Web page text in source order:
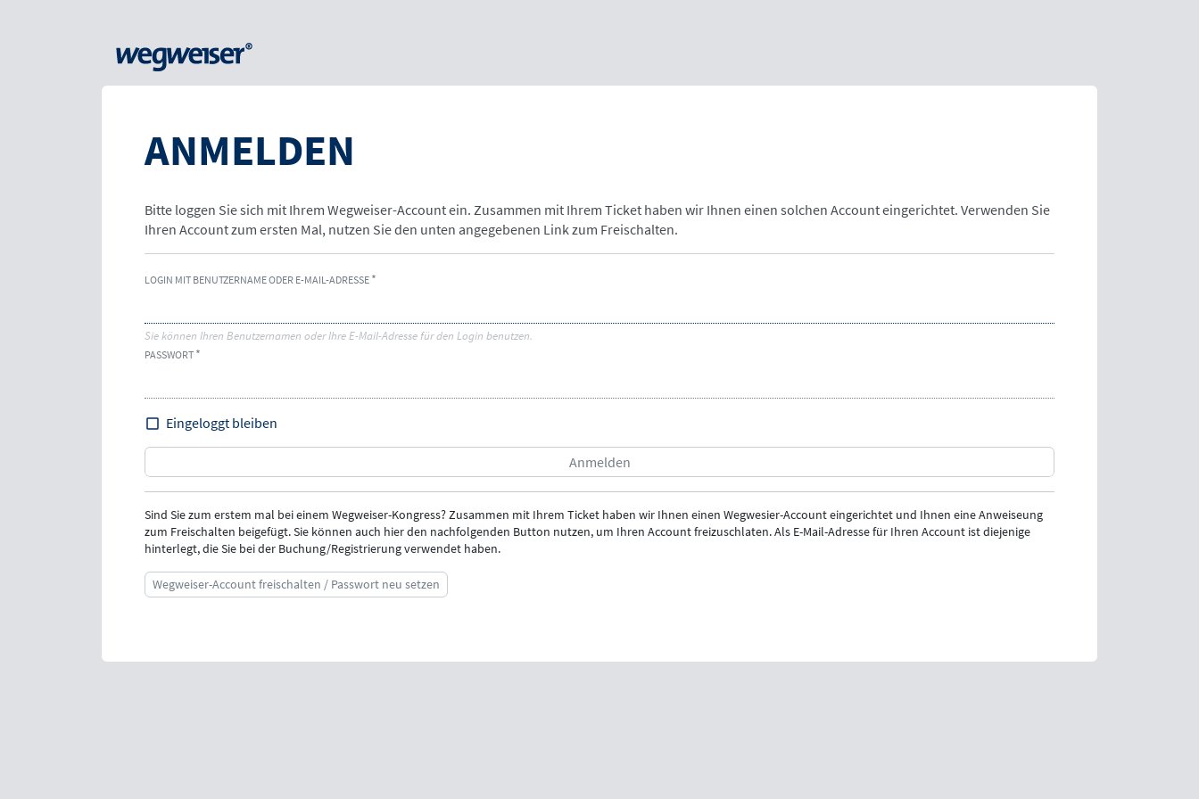
ANMELDEN
Bitte loggen Sie sich mit Ihrem Wegweiser-Account ein. Zusammen mit Ihrem Ticket haben wir Ihnen einen solchen Account eingerichtet. Verwenden Sie
Ihren Account zum ersten Mal, nutzen Sie den unten angegebenen Link zum Freischalten.
LOGIN MIT BENUTZERNAME ODER E-MAIL-ADRESSE
Sie können Ihren Benutzernamen oder Ihre E-Mail-Adresse für den Login benutzen.
PASSWORT
Eingeloggt bleiben
Sind Sie zum erstem mal bei einem Wegweiser-Kongress? Zusammen mit Ihrem Ticket haben wir Ihnen einen Wegwesier-Account eingerichtet und Ihnen eine Anweiseung
zum Freischalten beigefügt. Sie können auch hier den nachfolgenden Button nutzen, um Ihren Account freizuschlaten. Als E-Mail-Adresse für Ihren Account ist diejenige
hinterlegt, die Sie bei der Buchung/Registrierung verwendet haben.
Wegweiser-Account freischalten / Passwort neu setzen